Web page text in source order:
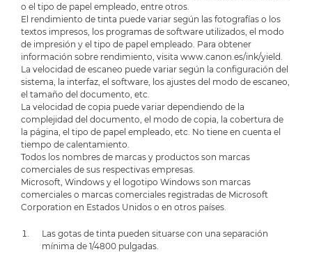
o el tipo de papel empleado, entre otros.
El rendimiento de tinta puede variar según las fotografías o los
textos impresos, los programas de software utilizados, el modo
de impresión y el tipo de papel empleado. Para obtener
información sobre rendimiento, visita www.canon.es/ink/yield.
La velocidad de escaneo puede variar según la configuración del
sistema, la interfaz, el software, los ajustes del modo de escaneo,
el tamaño del documento, etc.
La velocidad de copia puede variar dependiendo de la
complejidad del documento, el modo de copia, la cobertura de
la página, el tipo de papel empleado, etc. No tiene en cuenta el
tiempo de calentamiento.
Todos los nombres de marcas y productos son marcas
comerciales de sus respectivas empresas.
Microsoft, Windows y el logotipo Windows son marcas
comerciales o marcas comerciales registradas de Microsoft
Corporation en Estados Unidos o en otros países.
Las gotas de tinta pueden situarse con una separación
mínima de 1/4800 pulgadas.